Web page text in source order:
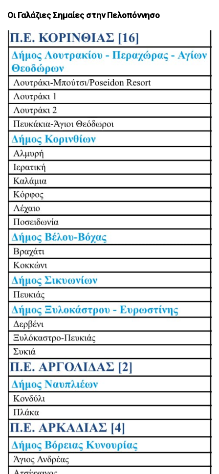
Οι Γαλάζιες Σημαίες στην Πελοπόννησο